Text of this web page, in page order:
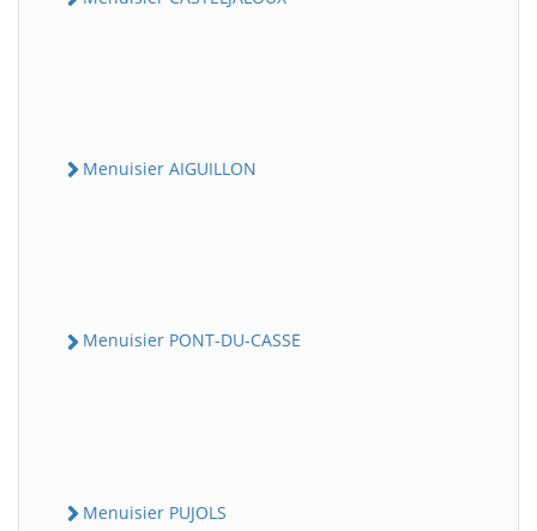
Menuisier AIGUILLON
Menuisier PONT-DU-CASSE
Menuisier PUJOLS